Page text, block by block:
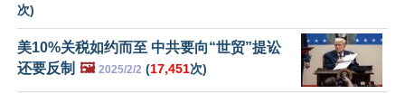
次)
美10%关税如约而至 中共要向“世贸”提讼
还要反制 🖼️ 2025/2/2 (17,451次)